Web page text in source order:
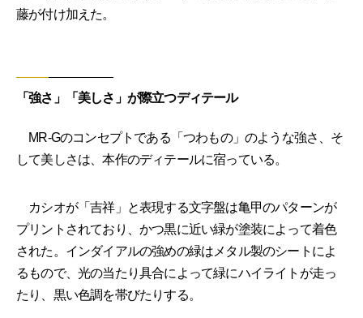
藤が付け加えた。
「強さ」「美しさ」が際立つディテール
MR-Gのコンセプトである「つわもの」のような強さ、そ
して美しさは、本作のディテールに宿っている。
カシオが「吉祥」と表現する文字盤は亀甲のパターンが
プリントされており、かつ黒に近い緑が塗装によって着色
された。インダイアルの強めの緑はメタル製のシートによ
るもので、光の当たり具合によって緑にハイライトが走っ
たり、黒い色調を帯びたりする。